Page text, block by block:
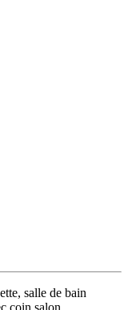
salle de bain